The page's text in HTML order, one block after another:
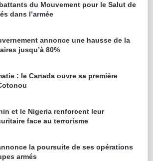
du Mouvement pour le Salut de
dans l’armée
annonce une hausse de la
jusqu’à 80%
: le Canada ouvre sa première
et le Nigeria renforcent leur
face au terrorisme
la poursuite de ses opérations
armés